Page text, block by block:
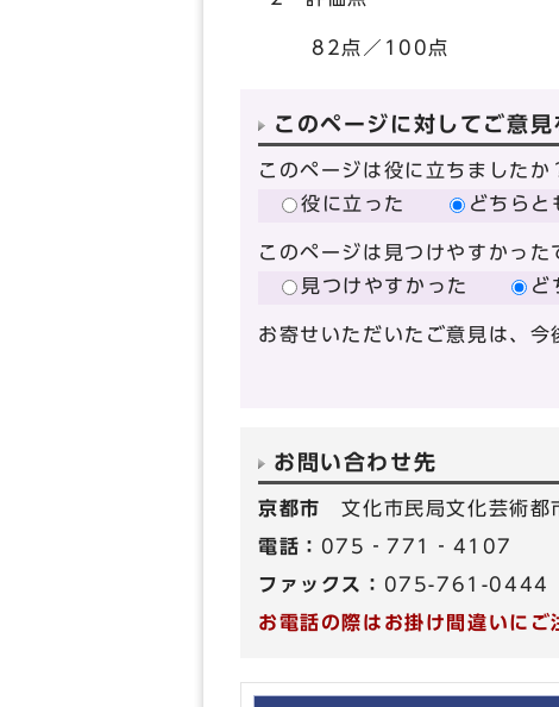
82点／100点
このページに対してご意
このページは役に立ちましたか
役に立った
どちらと
このページは見つけやすかった
見つけやすかった
ど
お寄せいただいたご意見は、今
お問い合わせ先
京都市文化市民局文化芸術都
電話： 075‐771‐4107
ファックス： 075-761-0444
お電話の際はお掛け間違いにご